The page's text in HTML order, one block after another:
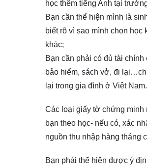
học thêm tiếng Anh tại
Bạn cần thể hiện mình là
biết rõ vì sao mình chọn
khác;
Bạn cần phải có đủ tài
bảo hiểm, sách vở, đi
lại trong gia đình ở Việt Nam.
Các loại giấy tờ chứng minh
bạn theo học- nếu có, xác
nguồn thu nhập hàng tháng
Bạn phải thể hiện được ý